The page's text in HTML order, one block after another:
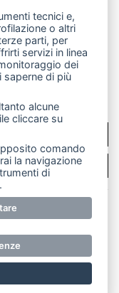
RSS
i diritti riservati.
anche
la
RI Lecco
10.329,14 €
tecnici e,
o altri
parti, per
servizi in linea
dei
saperne di più
alcune
cliccare su
comando
la navigazione
di